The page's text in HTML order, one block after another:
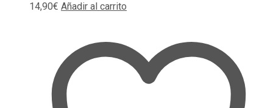
14,90€ Añadir al carrito